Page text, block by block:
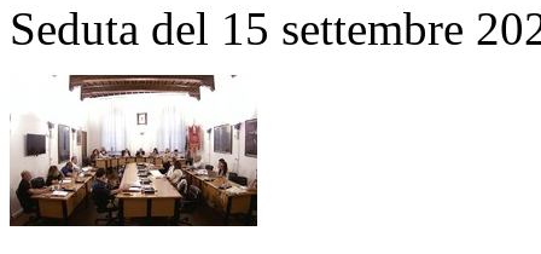
Seduta del 15 settembre